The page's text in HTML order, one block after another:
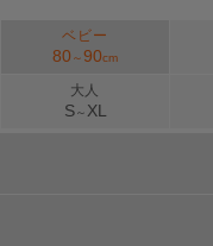
ベビー
80 ～90cm
大人
S～ XL